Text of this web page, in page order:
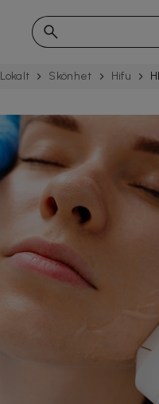
Lokalt Skönhet Hifu